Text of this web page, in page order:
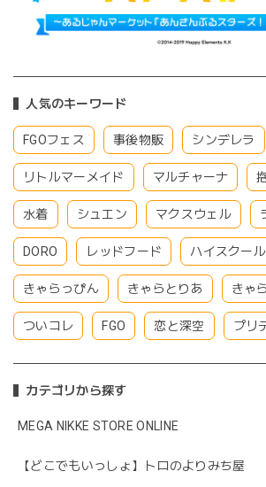
人気のキーワード
FGOフェス 事後物販 シンデレラ
リトルマーメイド マルチャーナ
水着 シュエン マクスウェル
DORO レッドフード ハイスクー
きゃらっぴん きゃらとりあ きゃ
ついコレ FGO 恋と深空 プリ
カテゴリから探す
MEGA NIKKE STORE ONLINE
【どこでもいっしょ】トロのよりみち屋